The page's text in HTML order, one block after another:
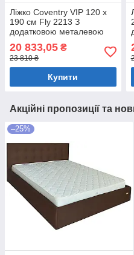
Ліжко Coventry VIP 120 х
190 см Fly 2213 З
додатковою металевою
цільнозварною рамою
Коричневий
20 833,05 ₴
23 810 ₴
Купити
Акційні пропозиції та
–25%